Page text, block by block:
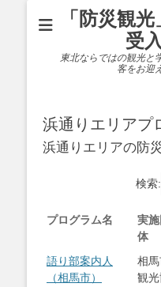
「防災観
受
東北ならではの観光と
客をお迎
浜通りエリアプ
浜通りエリアの防
検索:
プログラム名
実施
体
語り部案内人
（相馬市）
相
観光